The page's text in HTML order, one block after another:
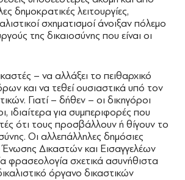
δημοκρατικές λειτουργίες,
σχηματισμοί άνοιξαν πόλεμο
της δικαιοσύνης που είναι οι
– να αλλάξει το πειθαρχικό
και να τεθεί ουσιαστικά υπό τον
Γιατί – δήθεν – οι δικηγόροι
ιδιαίτερα για συμπεριφορές που
ότι τους προσβάλλουν ή θίγουν το
Οι αλλεπάλληλες δημόσιες
Ένωσης Δικαστών και Εισαγγελέων
φρασεολογία σχετικά ασυνήθιστα
όργανο δικαστικών